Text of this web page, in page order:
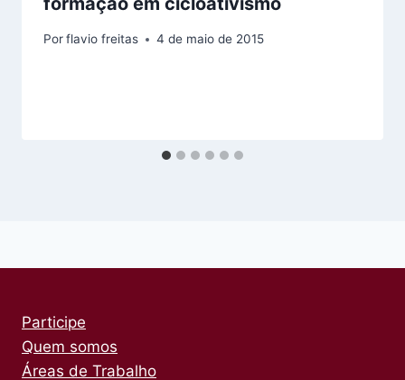
Porflavio freitas 4 de maio de 2015
Participe
Quem somos
Áreas de Trabalho